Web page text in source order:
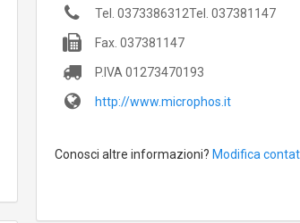
Tel. 0373386312Tel. 037381147
Fax. 037381147
P.IVA 01273470193
http://www.microphos.it
Conosci altre informazioni? Modifica